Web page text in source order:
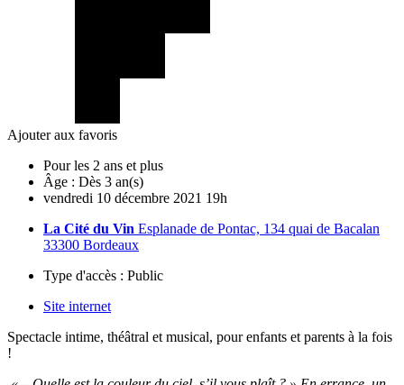
Ajouter aux favoris
Pour les 2 ans et plus
Âge : Dès 3 an(s)
vendredi 10 décembre 2021 19h
La Cité du Vin Esplanade de Pontac, 134 quai de Bacalan
33300 Bordeaux
Type d'accès : Public
Site internet
Spectacle intime, théâtral et musical, pour enfants et parents à la fois
!